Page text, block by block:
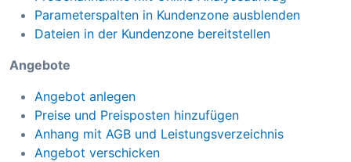
Parameterspalten in Kundenzone ausblenden
Dateien in der Kundenzone bereitstellen
Angebote
Angebot anlegen
Preise und Preisposten hinzufügen
Anhang mit AGB und Leistungsverzeichnis
Angebot verschicken